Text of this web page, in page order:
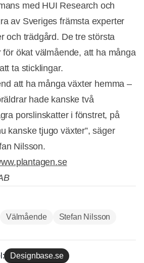
med HUI Research och
av Sveriges främsta experter
och trädgård. De tre största
ökat välmående, att ha många
ta sticklingar.
att ha många växter hemma –
hade kanske två
porslinskatter i fönstret, på
kanske tjugo växter”, säger
Nilsson.
Välmående
Stefan Nilsson
Designbase.se